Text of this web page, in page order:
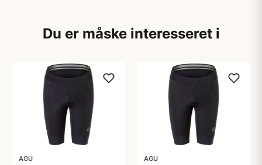
Du er måske interesseret i
AGU AGU